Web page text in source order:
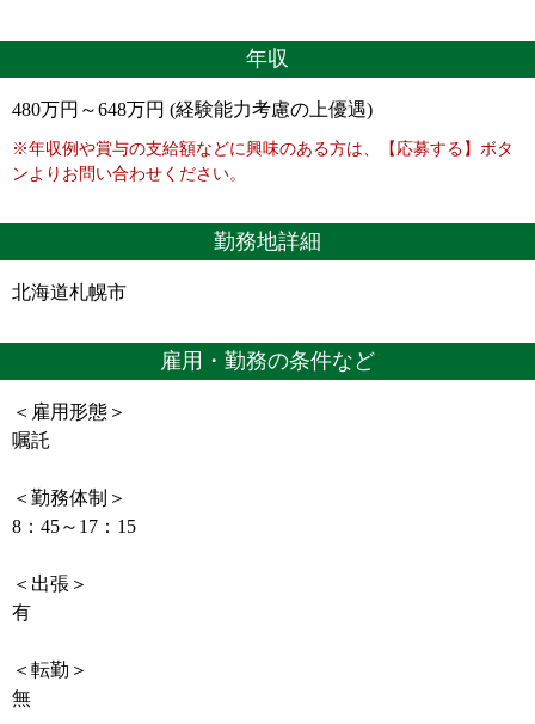
年収
480万円～648万円 (経験能力考慮の上優遇)
※年収例や賞与の支給額などに興味のある方は、【応募する】ボタ
ンよりお問い合わせください。
勤務地詳細
北海道札幌市
雇用・勤務の条件など
＜雇用形態＞
嘱託
＜勤務体制＞
8：45～17：15
＜出張＞
有
＜転勤＞
無